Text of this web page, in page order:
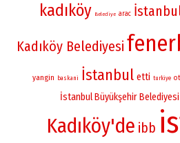
kadıköy Belediye arac
Kadıköy Belediyesi
yangin baskani İstanbul etti turkiye
İstanbul Büyükşehir Belediyesi
Kadıköy'de ibb